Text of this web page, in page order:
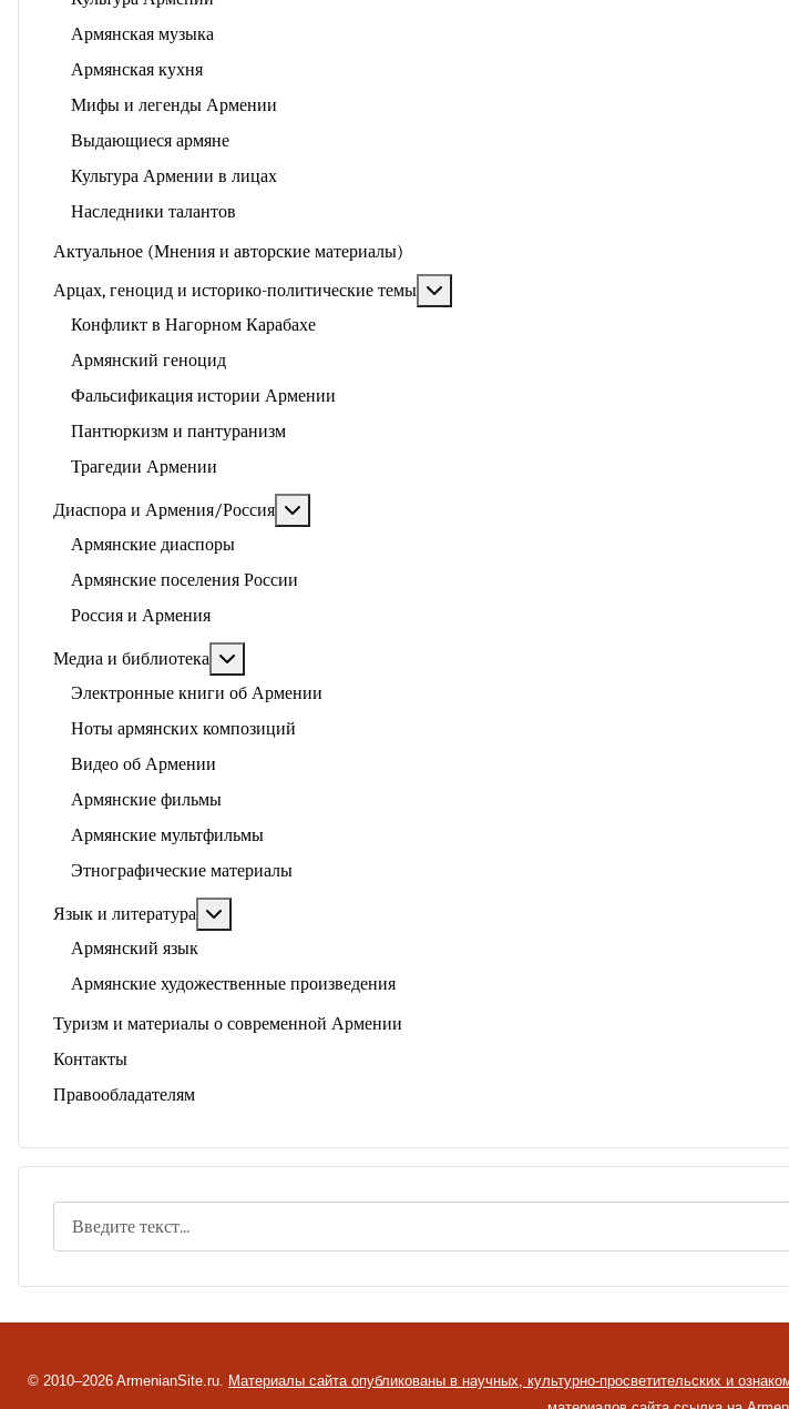
Армянская музыка
Армянская кухня
Мифы и легенды Армении
Выдающиеся армяне
Культура Армении в лицах
Наследники талантов
Актуальное (Мнения и авторские материалы)
Арцах, геноцид и историко-политические темы
Конфликт в Нагорном Карабахе
Армянский геноцид
Фальсификация истории Армении
Пантюркизм и пантуранизм
Трагедии Армении
Диаспора и Армения/Россия
Армянские диаспоры
Армянские поселения России
Россия и Армения
Медиа и библиотека
Электронные книги об Армении
Ноты армянских композиций
Видео об Армении
Армянские фильмы
Армянские мультфильмы
Этнографические материалы
Язык и литература
Армянский язык
Армянские художественные произведения
Туризм и материалы о современной Армении
Контакты
Правообладателям
© 2010–2026 ArmenianSite.ru. Материалы сайта опубликованы в научных, культурно-просветительских и